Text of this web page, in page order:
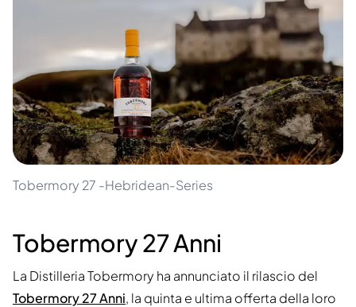
Tobermory 27 -Hebridean-Series
Tobermory 27 Anni
La Distilleria Tobermory ha annunciato il rilascio del
Tobermory 27 Anni, la quinta e ultima offerta della loro